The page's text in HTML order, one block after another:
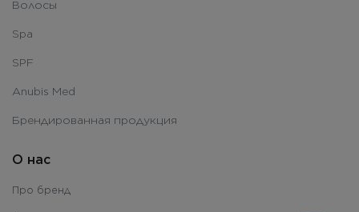
Волосы
Spa
SPF
Anubis Med
Брендированная продукция
О нас
Про бренд